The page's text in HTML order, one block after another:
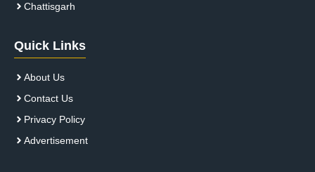
Chattisgarh
Quick Links
About Us
Contact Us
Privacy Policy
Advertisement